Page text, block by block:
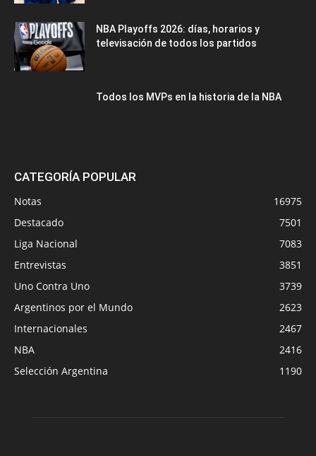
NBA Playoffs 2026: días, horarios y
televisación de todos los partidos
Todos los MVPs en la historia de la NBA
CATEGORÍA POPULAR
Notas
16975
Destacado
7501
Liga Nacional
7083
Entrevistas
3851
Uno Contra Uno
3739
Argentinos por el Mundo
2623
Internacionales
2467
NBA
2416
Selección Argentina
1190